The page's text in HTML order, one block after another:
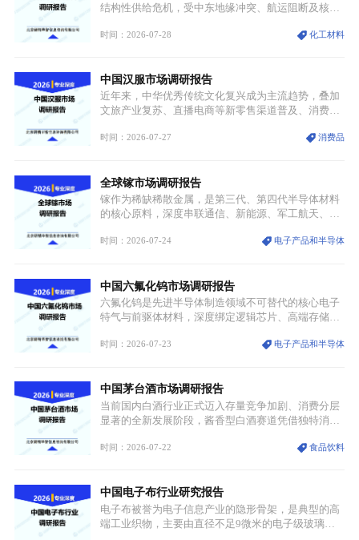
结构性供给危机，受中东地缘冲突、航运阻断及核心
停产，行业长期维持寡头垄断的供应链格局彻底瓦
价无市”的供给真空，并沿高频覆铜板、PCB电路板向
AI服务器、5G基站等高端电子终端持续传导，全产业
链生产、成本、交付均承受巨大压力。
时间：2026-07-28 化工材料
中国汉服市场调研报告
近年来，中华优秀传统文化复兴成为主流趋势，叠加
文旅产业复苏、直播电商等新零售渠道普及、消费群
服不再局限于传统节日、古风活动等小众场景，逐步
重要载体。同时，行业标准落地、生产技术升级、原
创设计能力提升，进一步夯实产业发展根基，吸引传
统服饰品牌、文旅企业等跨界入局，市场活力持续释
时间：2026-07-27 消费品
全球镓市场调研报告
镓作为稀缺稀散金属，是第三代、第四代半导体材料
的核心原料，深度串联通信、新能源、军工航天、光
与大国科技博弈的关键战略资源。镓并非传统大宗金
领域渗透”的战略体系，成为全球科技产业运转的刚
需资源。
时间：2026-07-24 电子产品和半导体
中国六氟化钨市场调研报告
六氟化钨是先进半导体制造领域不可替代的核心电子
特气与前驱体材料，深度绑定逻辑芯片、高端存储芯
沉积（CVD）、原子层沉积（ALD）工艺专用前驱体
密制造流程。
时间：2026-07-23 电子产品和半导体
中国茅台酒市场调研报告
当前国内白酒行业正式迈入存量竞争加剧、消费分层
显著的全新发展阶段，酱香型白酒赛道凭借独特消费
道。贵州茅台凭借独一无二的核心产区壁垒、刚性产
业。
时间：2026-07-22 食品饮料
中国电子布行业研究报告
电子布被誉为电子信息产业的隐形骨架，是典型的高
端工业织物，主要由直径不足9微米的电子级玻璃纤